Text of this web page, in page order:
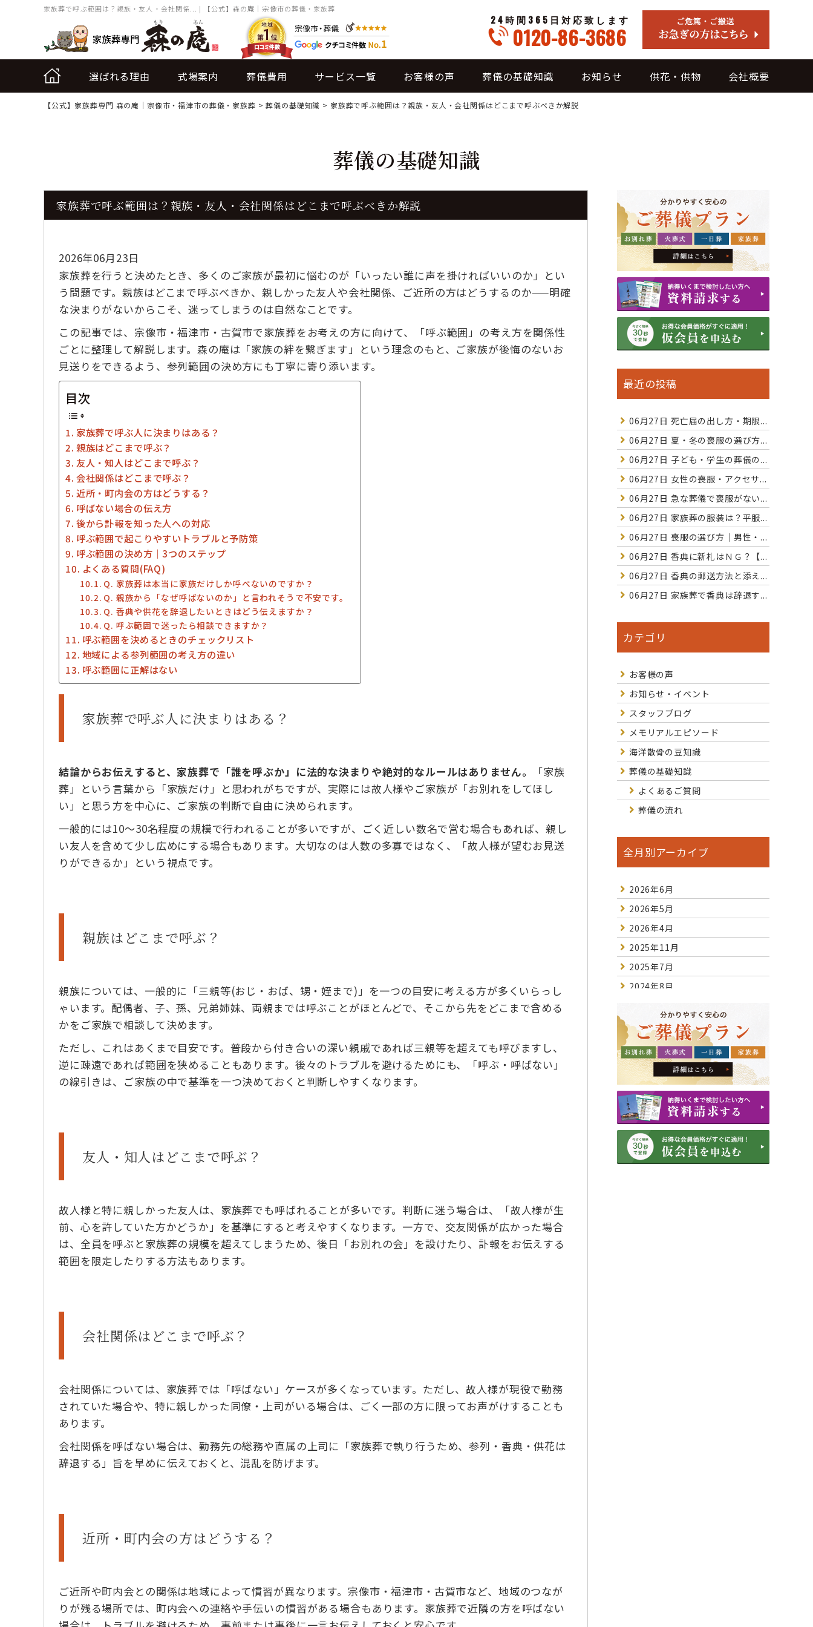
家族葬で呼ぶ範囲は？親族・友人・会社関係... | 【公式】森の庵｜宗像市の葬儀・家族葬
24時間365日対応致します
0120-86-3686
選ばれる理由 式場案内 葬儀費用 サービス一覧 お客様の声 葬儀の基礎知識 お知らせ 供花・供物 会社概要
【公式】家族葬専門 森の庵｜宗像市・福津市の葬儀・家族葬 >葬儀の基礎知識 > 家族葬で呼ぶ範囲は？親族・友人・会社関係はどこまで呼ぶべきか解説
葬儀の基礎知識
家族葬で呼ぶ範囲は？親族・友人・会社関係はどこまで呼ぶべきか解説
2026年06月23日
家族葬を行うと決めたとき、多くのご家族が最初に悩むのが「いったい誰に声を掛ければいいのか」とい
う問題です。親族はどこまで呼ぶべきか、親しかった友人や会社関係、ご近所の方はどうするのか——明確
な決まりがないからこそ、迷ってしまうのは自然なことです。
この記事では、宗像市・福津市・古賀市で家族葬をお考えの方に向けて、「呼ぶ範囲」の考え方を関係性
ごとに整理して解説します。森の庵は「家族の絆を繋ぎます」という理念のもと、ご家族が後悔のないお
見送りをできるよう、参列範囲の決め方にも丁寧に寄り添います。
目次
家族葬で呼ぶ人に決まりはある？
親族はどこまで呼ぶ？
友人・知人はどこまで呼ぶ？
会社関係はどこまで呼ぶ？
近所・町内会の方はどうする？
呼ばない場合の伝え方
後から訃報を知った人への対応
呼ぶ範囲で起こりやすいトラブルと予防策
呼ぶ範囲の決め方｜3つのステップ
よくある質問(FAQ)
Q. 家族葬は本当に家族だけしか呼べないのですか？
Q. 親族から「なぜ呼ばないのか」と言われそうで不安です。
Q. 香典や供花を辞退したいときはどう伝えますか？
Q. 呼ぶ範囲で迷ったら相談できますか？
呼ぶ範囲を決めるときのチェックリスト
地域による参列範囲の考え方の違い
呼ぶ範囲に正解はない
家族葬で呼ぶ人に決まりはある？
結論からお伝えすると、家族葬で「誰を呼ぶか」に法的な決まりや絶対的なルールはありません。
「家族
葬」という言葉から「家族だけ」と思われがちですが、実際には故人様やご家族が「お別れをしてほし
い」と思う方を中心に、ご家族の判断で自由に決められます。
一般的には10〜30名程度の規模で行われることが多いですが、ごく近しい数名で営む場合もあれば、親し
い友人を含めて少し広めにする場合もあります。大切なのは人数の多寡ではなく、「故人様が望むお見送
りができるか」という視点です。
親族はどこまで呼ぶ？
親族については、一般的に「三親等(おじ・おば、甥・姪まで)」を一つの目安に考える方が多くいらっし
ゃいます。配偶者、子、孫、兄弟姉妹、両親までは呼ぶことがほとんどで、そこから先をどこまで含める
かをご家族で相談して決めます。
ただし、これはあくまで目安です。普段から付き合いの深い親戚であれば三親等を超えても呼びますし、
逆に疎遠であれば範囲を狭めることもあります。後々のトラブルを避けるためにも、「呼ぶ・呼ばない」
の線引きは、ご家族の中で基準を一つ決めておくと判断しやすくなります。
友人・知人はどこまで呼ぶ？
故人様と特に親しかった友人は、家族葬でも呼ばれることが多いです。判断に迷う場合は、「故人様が生
前、心を許していた方かどうか」を基準にすると考えやすくなります。一方で、交友関係が広かった場合
は、全員を呼ぶと家族葬の規模を超えてしまうため、後日「お別れの会」を設けたり、訃報をお伝えする
範囲を限定したりする方法もあります。
会社関係はどこまで呼ぶ？
会社関係については、家族葬では「呼ばない」ケースが多くなっています。ただし、故人様が現役で勤務
されていた場合や、特に親しかった同僚・上司がいる場合は、ごく一部の方に限ってお声がけすることも
あります。
会社関係を呼ばない場合は、勤務先の総務や直属の上司に「家族葬で執り行うため、参列・香典・供花は
辞退する」旨を早めに伝えておくと、混乱を防げます。
近所・町内会の方はどうする？
ご近所や町内会との関係は地域によって慣習が異なります。宗像市・福津市・古賀市など、地域のつなが
りが残る場所では、町内会への連絡や手伝いの慣習がある場合もあります。家族葬で近隣の方を呼ばない
最近の投稿
06月27日 死亡届の出し方・期限...
06月27日 夏・冬の喪服の選び方...
06月27日 子ども・学生の葬儀の...
06月27日 女性の喪服・アクセサ...
06月27日 急な葬儀で喪服がない...
06月27日 家族葬の服装は？平服...
06月27日 喪服の選び方｜男性・...
06月27日 香典に新札はＮＧ？【...
06月27日 香典の郵送方法と添え...
06月27日 家族葬で香典は辞退す...
カテゴリ
お客様の声
お知らせ・イベント
スタッフブログ
メモリアルエピソード
海洋散骨の豆知識
葬儀の基礎知識
よくあるご質問
葬儀の流れ
全月別アーカイブ
2026年6月
2026年5月
2026年4月
2025年11月
2025年7月
2024年8月
2023年10月
2023年2月
2023年1月
2022年12月
2022年11月
2022年6月
2022年3月
2022年1月